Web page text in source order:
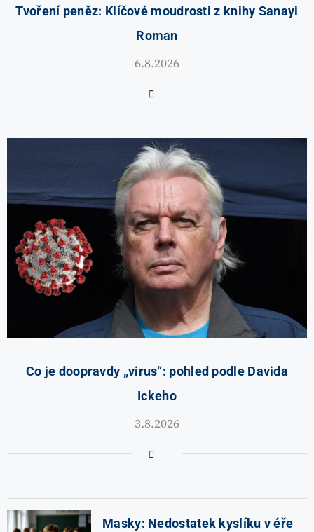
Tvoření peněz: Klíčové moudrosti z knihy Sanayi
Roman
6.8.2026
Co je doopravdy „virus“: pohled podle Davida
Ickeho
3.8.2026
Masky: Nedostatek kyslíku v éře